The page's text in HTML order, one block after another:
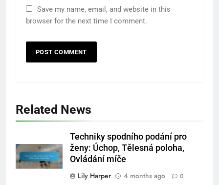
Save my name, email, and website in this
browser for the next time I comment.
Related News
Techniky spodního podání pro
ženy: Úchop, Tělesná poloha,
Ovládání míče
Lily Harper
4 months ago 0